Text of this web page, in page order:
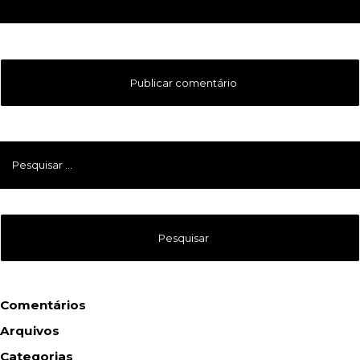
Pesquisar
Comentários
Arquivos
Categorias